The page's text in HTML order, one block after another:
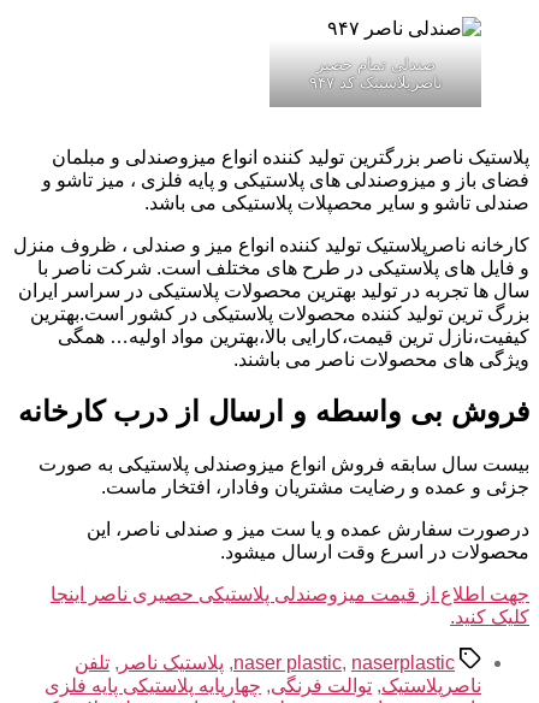
صندلی تمام حصیر
ناصرپلاستیک کد ۹۴۷
پلاستیک ناصر بزرگترین تولید کننده انواع میزوصندلی و مبلمان
فضای باز و میزوصندلی های پلاستیکی و پایه فلزی ، میز تاشو و
صندلی تاشو و سایر محصپلات پلاستیکی می باشد.
کارخانه ناصرپلاستیک تولید کننده انواع میز و صندلی ، ظروف منزل
و فایل های پلاستیکی در طرح های مختلف است. شرکت ناصر با
سال ها تجربه در تولید بهترین محصولات پلاستیکی در سراسر ایران
بزرگ ترین تولید کننده محصولات پلاستیکی در کشور است.بهترین
کیفیت،نازل ترین قیمت،کارایی بالا،بهترین مواد اولیه… همگی
ویژگی های محصولات ناصر می باشند.
فروش بی واسطه و ارسال از درب کارخانه
بیست سال سابقه فروش انواع میزوصندلی پلاستیکی به صورت
جزئی و عمده و رضایت مشتریان وفادار، افتخار ماست.
درصورت سفارش عمده و یا ست میز و صندلی ناصر، این
محصولات در اسرع وقت ارسال میشود.
جهت اطلاع از قیمت میزوصندلی پلاستیکی حصیری ناصر اینجا
کلیک کنید.
برچسب‌ها
naser plastic, naserplastic
, پلاستیک ناصر , تلفن
ناصرپلاستیک, توالت فرنگی, چهارپایه پلاستیکی پایه فلزی